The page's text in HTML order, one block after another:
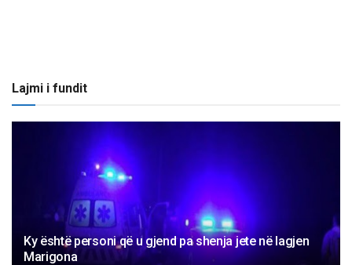
Lajmi i fundit
Ky është personi që u gjend pa shenja jete në lagjen
Marigona